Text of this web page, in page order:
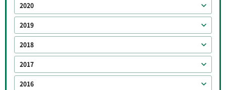
2020
2019
2018
2017
2016